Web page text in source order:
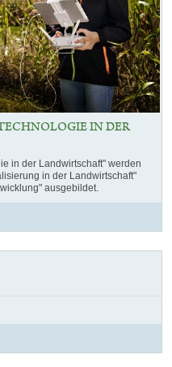
IN DER
in der Landwirtschaft" werden
in der Landwirtschaft"
ausgebildet.